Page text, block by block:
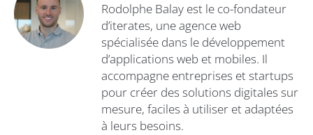
Rodolphe Balay est le co-fondateur
d’iterates, une agence web
spécialisée dans le développement
d’applications web et mobiles. Il
accompagne entreprises et startups
pour créer des solutions digitales sur
mesure, faciles à utiliser et adaptées
à leurs besoins.